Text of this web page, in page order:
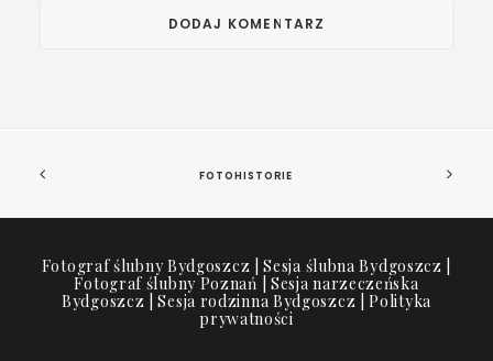
FOTOHISTORIE
Fotograf ślubny Bydgoszcz | Sesja ślubna Bydgoszcz |
Fotograf ślubny Poznań | Sesja narzeczeńska
Bydgoszcz | Sesja rodzinna Bydgoszcz |
Polityka
prywatności